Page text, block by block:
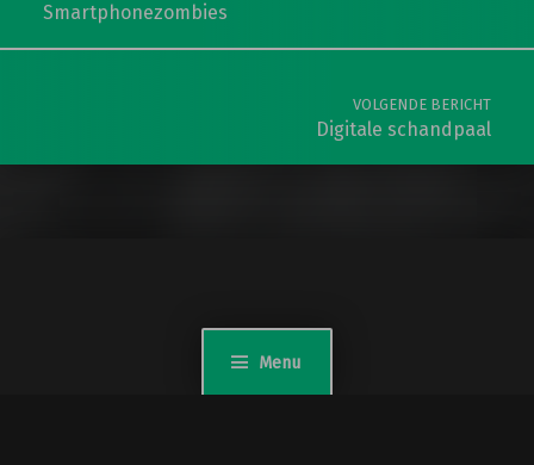
Menu
Smartphonezombies
VOLGENDE BERICHT
Digitale schandpaal